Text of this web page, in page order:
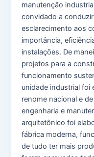
manutenção
convidado a
esclarecimento aos
importância,
instalações. De
projetos para a
funcionamento
unidade industrial foi
renome nacional e
engenharia e
arquitetônico foi
fábrica moderna,
de tudo ter mais